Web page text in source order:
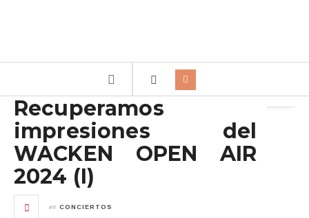
Recuperamos
impresiones del
WACKEN OPEN AIR
2024 (I)
en CONCIERTOS